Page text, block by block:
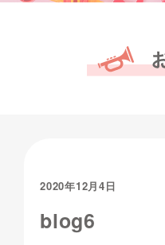
2020年12月4日
blog6